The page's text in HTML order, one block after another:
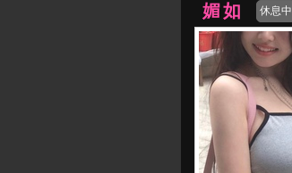
媚如 休息中